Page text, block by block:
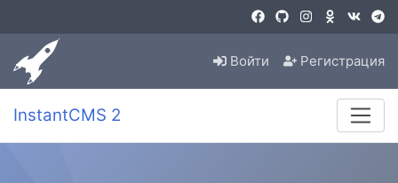
Войти Регистрация
InstantCMS 2